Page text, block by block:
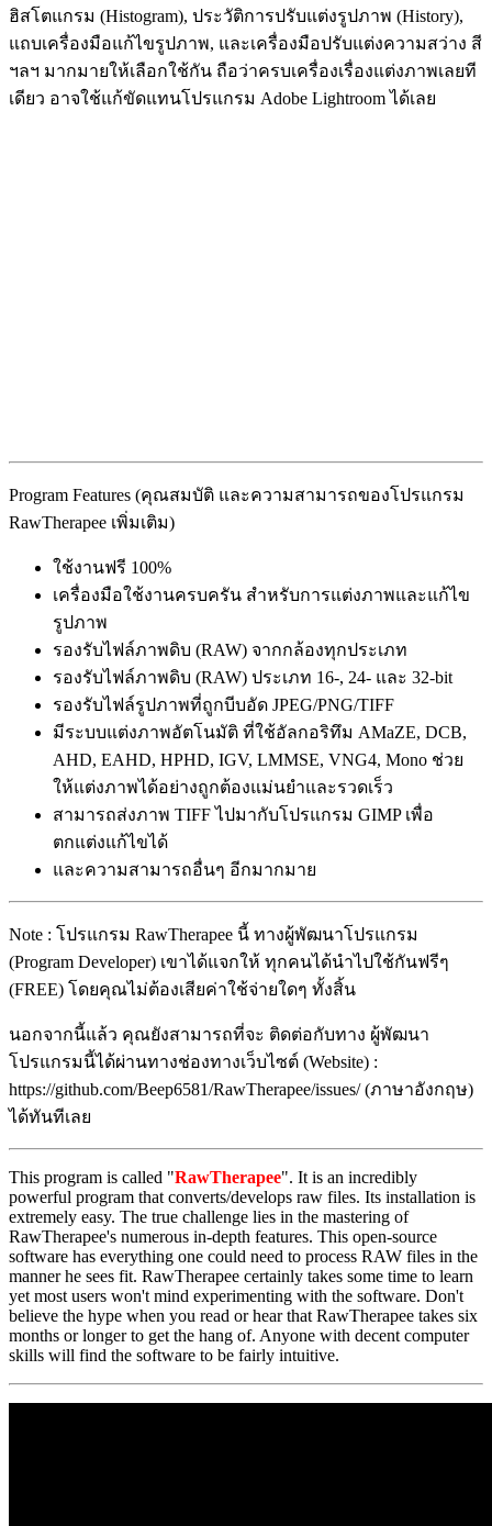
ฮิสโตแกรม (Histogram), ประวัติการปรับแต่งรูปภาพ (History),
แถบเครื่องมือแก้ไขรูปภาพ, และเครื่องมือปรับแต่งความสว่าง สี
ฯลฯ มากมายให้เลือกใช้กัน ถือว่าครบเครื่องเรื่องแต่งภาพเลยที
เดียว อาจใช้แก้ขัดแทนโปรแกรม Adobe Lightroom ได้เลย
Program Features (คุณสมบัติ และความสามารถของโปรแกรม
RawTherapee เพิ่มเติม)
ใช้งานฟรี 100%
เครื่องมือใช้งานครบครัน สำหรับการแต่งภาพและแก้ไข
รูปภาพ
รองรับไฟล์ภาพดิบ (RAW) จากกล้องทุกประเภท
รองรับไฟล์ภาพดิบ (RAW) ประเภท 16-, 24- และ 32-bit
รองรับไฟล์รูปภาพที่ถูกบีบอัด JPEG/PNG/TIFF
มีระบบแต่งภาพอัตโนมัติ ที่ใช้อัลกอริทึม AMaZE, DCB,
AHD, EAHD, HPHD, IGV, LMMSE, VNG4, Mono ช่วย
ให้แต่งภาพได้อย่างถูกต้องแม่นยำและรวดเร็ว
สามารถส่งภาพ TIFF ไปมากับโปรแกรม GIMP เพื่อ
ตกแต่งแก้ไขได้
และความสามารถอื่นๆ อีกมากมาย
Note : โปรแกรม RawTherapee นี้ ทางผู้พัฒนาโปรแกรม
(Program Developer) เขาได้แจกให้ ทุกคนได้นำไปใช้กันฟรีๆ
(FREE) โดยคุณไม่ต้องเสียค่าใช้จ่ายใดๆ ทั้งสิ้น
นอกจากนี้แล้ว คุณยังสามารถที่จะ ติดต่อกับทาง ผู้พัฒนา
โปรแกรมนี้ได้ผ่านทางช่องทางเว็บไซต์ (Website) :
https://github.com/Beep6581/RawTherapee/issues/ (ภาษาอังกฤษ)
ได้ทันทีเลย
This program is called "RawTherapee". It is an incredibly
powerful program that converts/develops raw files. Its installation is
extremely easy. The true challenge lies in the mastering of
RawTherapee's numerous in-depth features. This open-source
software has everything one could need to process RAW files in the
manner he sees fit. RawTherapee certainly takes some time to learn
yet most users won't mind experimenting with the software. Don't
believe the hype when you read or hear that RawTherapee takes six
months or longer to get the hang of. Anyone with decent computer
skills will find the software to be fairly intuitive.